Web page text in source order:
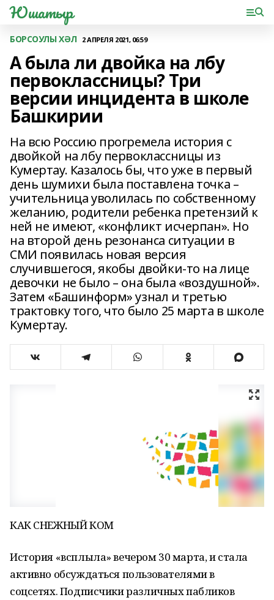
Юшатыр
БОРСОУЛЫ ХӘЛ 2 АПРЕЛЯ 2021, 06:59
А была ли двойка на лбу
первоклассницы? Три
версии инцидента в школе
Башкирии
На всю Россию прогремела история с
двойкой на лбу первоклассницы из
Кумертау. Казалось бы, что уже в первый
день шумихи была поставлена точка –
учительница уволилась по собственному
желанию, родители ребенка претензий к
ней не имеют, «конфликт исчерпан». Но
на второй день резонанса ситуации в
СМИ появилась новая версия
случившегося, якобы двойки-то на лице
девочки не было – она была «воздушной».
Затем «Башинформ» узнал и третью
трактовку того, что было 25 марта в школе
Кумертау.
КАК СНЕЖНЫЙ КОМ
История «всплыла» вечером 30 марта, и стала
активно обсуждаться пользователями в
соцсетях. Подписчики различных пабликов